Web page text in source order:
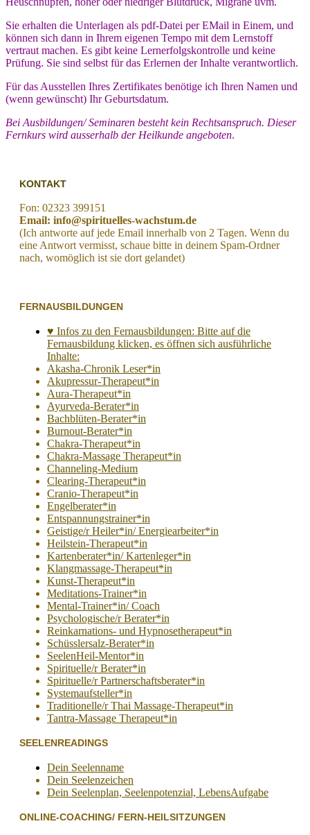
Sie erhalten die Unterlagen als pdf-Datei per EMail in Einem, und
können sich dann in Ihrem eigenen Tempo mit dem Lernstoff
vertraut machen. Es gibt keine Lernerfolgskontrolle und keine
Prüfung. Sie sind selbst für das Erlernen der Inhalte verantwortlich.
Für das Ausstellen Ihres Zertifikates benötige ich Ihren Namen und
(wenn gewünscht) Ihr Geburtsdatum.
Bei Ausbildungen/ Seminaren besteht kein Rechtsanspruch. Dieser
Fernkurs wird ausserhalb der Heilkunde angeboten.
KONTAKT
Fon: 02323 399151
Email: info@spirituelles-wachstum.de
(Ich antworte auf jede Email innerhalb von 2 Tagen. Wenn du
eine Antwort vermisst, schaue bitte in deinem Spam-Ordner
nach, womöglich ist sie dort gelandet)
FERNAUSBILDUNGEN
♥ Infos zu den Fernausbildungen: Bitte auf die
Fernausbildung klicken, es öffnen sich ausführliche
Inhalte:
Akasha-Chronik Leser*in
Akupressur-Therapeut*in
Aura-Therapeut*in
Ayurveda-Berater*in
Bachblüten-Berater*in
Burnout-Berater*in
Chakra-Therapeut*in
Chakra-Massage Therapeut*in
Channeling-Medium
Clearing-Therapeut*in
Cranio-Therapeut*in
Engelberater*in
Entspannungstrainer*in
Geistige/r Heiler*in/ Energiearbeiter*in
Heilstein-Therapeut*in
Kartenberater*in/ Kartenleger*in
Klangmassage-Therapeut*in
Kunst-Therapeut*in
Meditations-Trainer*in
Mental-Trainer*in/ Coach
Psychologische/r Berater*in
Reinkarnations- und Hypnosetherapeut*in
Schüsslersalz-Berater*in
SeelenHeil-Mentor*in
Spirituelle/r Berater*in
Spirituelle/r Partnerschaftsberater*in
Systemaufsteller*in
Traditionelle/r Thai Massage-Therapeut*in
Tantra-Massage Therapeut*in
SEELENREADINGS
Dein Seelenname
Dein Seelenzeichen
Dein Seelenplan, Seelenpotenzial, LebensAufgabe
ONLINE-COACHING/ FERN-HEILSITZUNGEN